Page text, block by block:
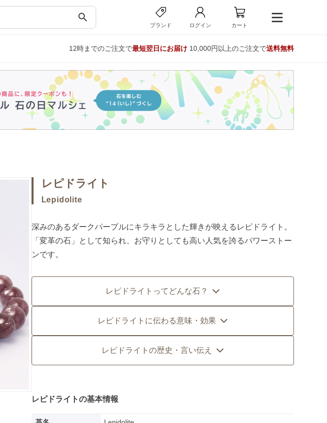
search
ブランド ログイン カート
12時までのご注文で最短翌日にお届け10,000円以上のご注文で送料無料
レピドライト
Lepidolite
深みのあるダークパープルにキラキラとした輝きが映えるレピドライト。
「変革の石」として知られ、お守りとしても高い人気を誇るパワーストー
ンです。
レピドライトってどんな石？
レピドライトに伝わる意味・効果
レピドライトの歴史・言い伝え
レピドライトの基本情報